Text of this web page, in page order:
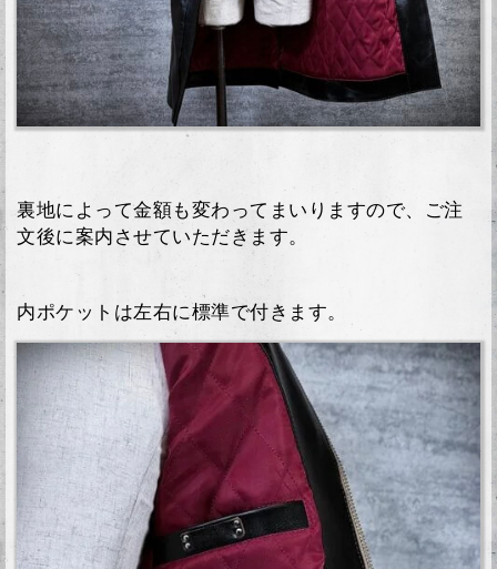
裏地によって金額も変わってまいりますので、ご注
文後に案内させていただきます。
内ポケットは左右に標準で付きます。